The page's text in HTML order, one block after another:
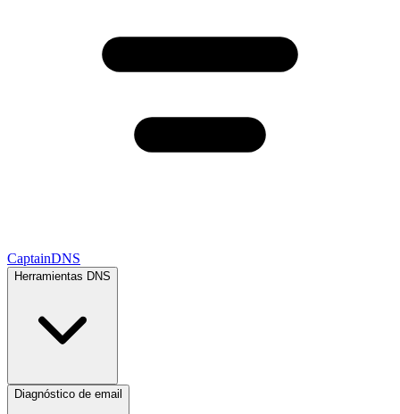
CaptainDNS
Herramientas DNS
Diagnóstico de email